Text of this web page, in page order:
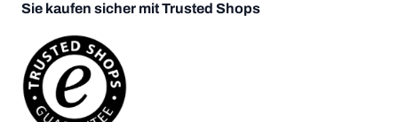
Sie kaufen sicher mit Trusted Shops